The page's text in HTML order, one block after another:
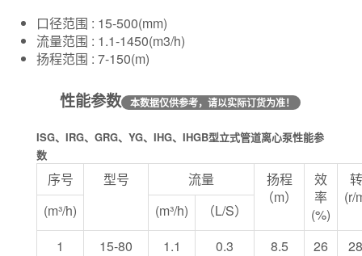
口径范围 : 15-500(mm)
流量范围 : 1.1-1450(m3/h)
扬程范围 : 7-150(m)
性能参数 本数据仅供参考，请以实际订货为准！
ISG、IRG、GRG、YG、IHG、IHGB型立式管道离心泵性能参
数
序号 型号 流量
扬程
（m）
效
率
(%)
(r/
(m³/h) (m³/h)
（L/S）
1
15-80 1.1 0.3 8.5 26